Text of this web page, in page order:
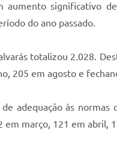
significativo
do ano passado.
totalizou 2.028.
205 em agosto e
adequação às
março, 121 em abril,